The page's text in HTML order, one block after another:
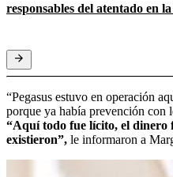
responsables del atentado en
“Pegasus estuvo en operación
porque ya había prevención con
“Aquí todo fue lícito, el dinero
existieron”, le informaron a